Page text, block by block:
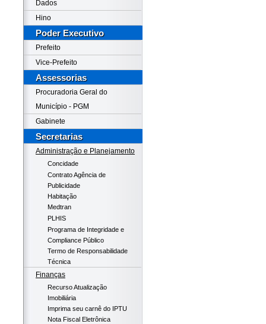
Dados
Hino
Poder Executivo
Prefeito
Vice-Prefeito
Assessorias
Procuradoria Geral do
Município - PGM
Gabinete
Secretarias
Administração e Planejamento
Concidade
Contrato Agência de
Publicidade
Habitação
Medtran
PLHIS
Programa de Integridade e
Compliance Público
Termo de Responsabilidade
Técnica
Finanças
Recurso Atualização
Imobiliária
Imprima seu carnê do IPTU
Nota Fiscal Eletrônica